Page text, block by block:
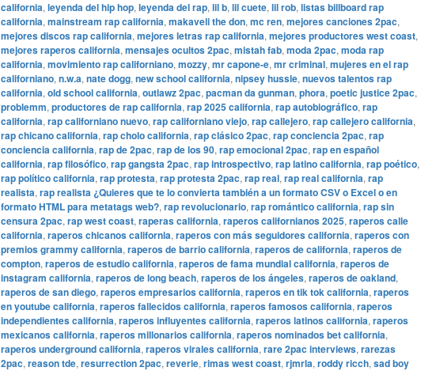
california, leyenda del hip hop, leyenda del rap, lil b, lil cuete, lil rob, listas billboard rap
california, mainstream rap california, makaveli the don, mc ren, mejores canciones 2pac,
mejores discos rap california, mejores letras rap california, mejores productores west coast,
mejores raperos california, mensajes ocultos 2pac, mistah fab, moda 2pac, moda rap
california, movimiento rap californiano, mozzy, mr capone-e, mr criminal, mujeres en el rap
californiano, n.w.a, nate dogg, new school california, nipsey hussle, nuevos talentos rap
california, old school california, outlawz 2pac, pacman da gunman, phora, poetic justice 2pac,
problemm, productores de rap california, rap 2025 california, rap autobiográfico, rap
california, rap californiano nuevo, rap californiano viejo, rap callejero, rap callejero california,
rap chicano california, rap cholo california, rap clásico 2pac, rap conciencia 2pac, rap
conciencia california, rap de 2pac, rap de los 90, rap emocional 2pac, rap en español
california, rap filosófico, rap gangsta 2pac, rap introspectivo, rap latino california, rap poético,
rap político california, rap protesta, rap protesta 2pac, rap real, rap real california, rap
realista, rap realista ¿Quieres que te lo convierta también a un formato CSV o Excel o en
formato HTML para metatags web?, rap revolucionario, rap romántico california, rap sin
censura 2pac, rap west coast, raperas california, raperos californianos 2025, raperos calle
california, raperos chicanos california, raperos con más seguidores california, raperos con
premios grammy california, raperos de barrio california, raperos de california, raperos de
compton, raperos de estudio california, raperos de fama mundial california, raperos de
instagram california, raperos de long beach, raperos de los ángeles, raperos de oakland,
raperos de san diego, raperos empresarios california, raperos en tik tok california, raperos
en youtube california, raperos fallecidos california, raperos famosos california, raperos
independientes california, raperos influyentes california, raperos latinos california, raperos
mexicanos california, raperos millonarios california, raperos nominados bet california,
raperos underground california, raperos virales california, rare 2pac interviews, rarezas
2pac, reason tde, resurrection 2pac, reverie, rimas west coast, rjmrla, roddy ricch, sad boy